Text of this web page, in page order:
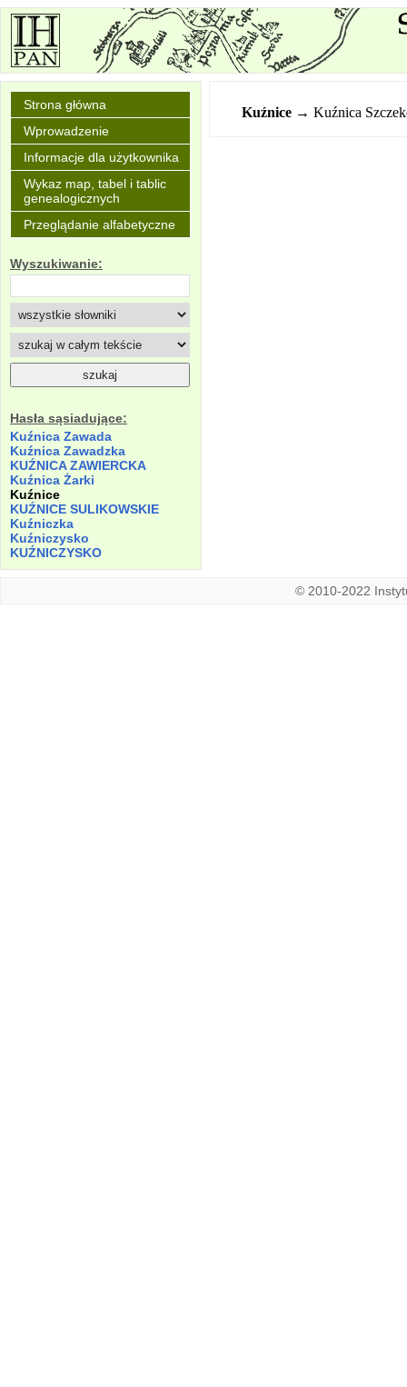
Strona główna
Wprowadzenie
Informacje dla użytkownika
Wykaz map, tabel i tablic
genealogicznych
Przeglądanie alfabetyczne
Wyszukiwanie:
Hasła sąsiadujące:
Kuźnica Zawada
Kuźnica Zawadzka
KUŹNICA ZAWIERCKA
Kuźnica Żarki
Kuźnice
KUŹNICE SULIKOWSKIE
Kuźniczka
Kuźniczysko
KUŹNICZYSKO
Kuźnice → Kuźnica
© 2010-2022